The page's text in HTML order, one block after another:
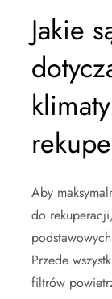
Jakie
Aby
do
Przede
filtrów